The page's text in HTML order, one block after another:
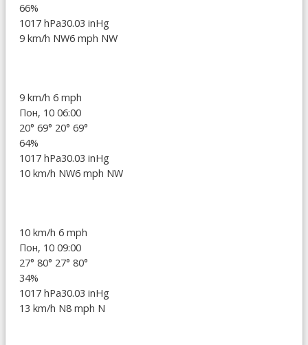
66%
1017 hPa30.03 inHg
9 km/h NW6 mph NW
9 km/h 6 mph
Пон, 10 06:00
20° 69° 20° 69°
64%
1017 hPa30.03 inHg
10 km/h NW6 mph NW
10 km/h 6 mph
Пон, 10 09:00
27° 80° 27° 80°
34%
1017 hPa30.03 inHg
13 km/h N8 mph N